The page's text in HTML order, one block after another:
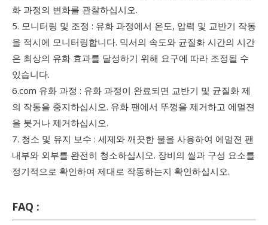
화 과정의 변화를 관찰하십시오.
5. 모니터링 및 조정 : 유화 과정에서 온도, 압력 및 교반기 작동
을 적시에 모니터링합니다. 믹서의 속도와 균질화 시간의 시간
은 최상의 유화 효과를 달성하기 위해 요구에 따라 조정될 수
있습니다.
6.com 유화 과정 : 유화 과정이 완료되면 교반기 및 균질화 제
의 작동을 중지하십시오. 유화 팬에서 뚜껑을 제거하고 에멀젼
을 붓거나 제거하십시오.
7. 청소 및 유지 보수 : 세제와 깨끗한 물을 사용하여 에멀젼 팬
내부와 외부를 완전히 청소하십시오. 장비의 씰과 구성 요소를
정기적으로 확인하여 제대로 작동하는지 확인하십시오.
FAQ :